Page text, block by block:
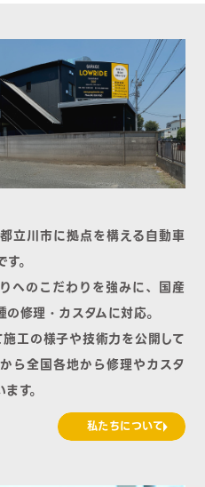
立川市に拠点を構える自動車
。
へのこだわりを強みに、国産
修理・カスタムに対応。
工の様子や技術力を公開して
ら全国各地から修理やカスタ
す。
私たちについて